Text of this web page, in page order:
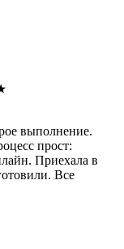
выполнение.
прост:
Приехала в
Все